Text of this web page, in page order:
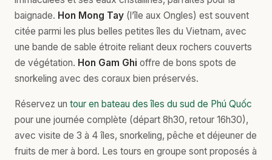
baignade. Hon Mong Tay (l’île aux Ongles) est souvent
citée parmi les plus belles petites îles du Vietnam, avec
une bande de sable étroite reliant deux rochers couverts
de végétation. Hon Gam Ghi offre de bons spots de
snorkeling avec des coraux bien préservés.
Réservez un tour en bateau des îles du sud de Phú Quốc
pour une journée complète (départ 8h30, retour 16h30),
avec visite de 3 à 4 îles, snorkeling, pêche et déjeuner de
fruits de mer à bord. Les tours en groupe sont proposés à